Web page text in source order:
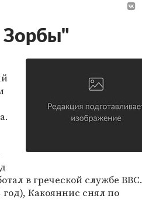
Зорбы"
в греческой службе BBC.
Какояннис снял по